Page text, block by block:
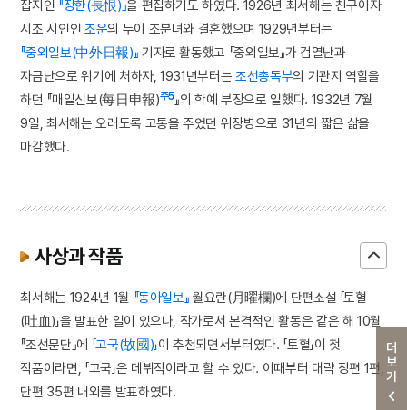
더보기
잡지인 『장한(長恨)』을 편집하기도 하였다. 1926년 최서해는 친구이자
시조 시인인 조운의 누이 조분녀와 결혼했으며 1929년부터는
『중외일보(中外日報)』 기자로 활동했고 『중외일보』가 검열난과
자금난으로 위기에 처하자, 1931년부터는 조선총독부의 기관지 역할을
하던 『매일신보(每日申報)주5』의 학예 부장으로 일했다. 1932년 7월
9일, 최서해는 오래도록 고통을 주었던 위장병으로 31년의 짧은 삶을
마감했다.
사상과 작품
최서해는 1924년 1월 『동아일보』 월요란(月曜欄)에 단편소설 「토혈
(吐血)」을 발표한 일이 있으나, 작가로서 본격적인 활동은 같은 해 10월
『조선문단』에 「고국(故國)」이 추천되면서부터였다. 「토혈」이 첫
작품이라면, 「고국」은 데뷔작이라고 할 수 있다. 이때부터 대략 장편 1편,
단편 35편 내외를 발표하였다.